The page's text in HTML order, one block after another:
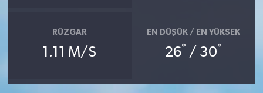
RÜZGAR
1.11 M/S
EN DÜŞÜK / EN YÜKSEK
26° / 30°